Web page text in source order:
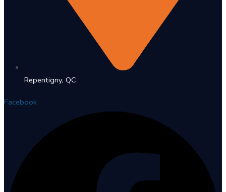
Repentigny, QC
Facebook